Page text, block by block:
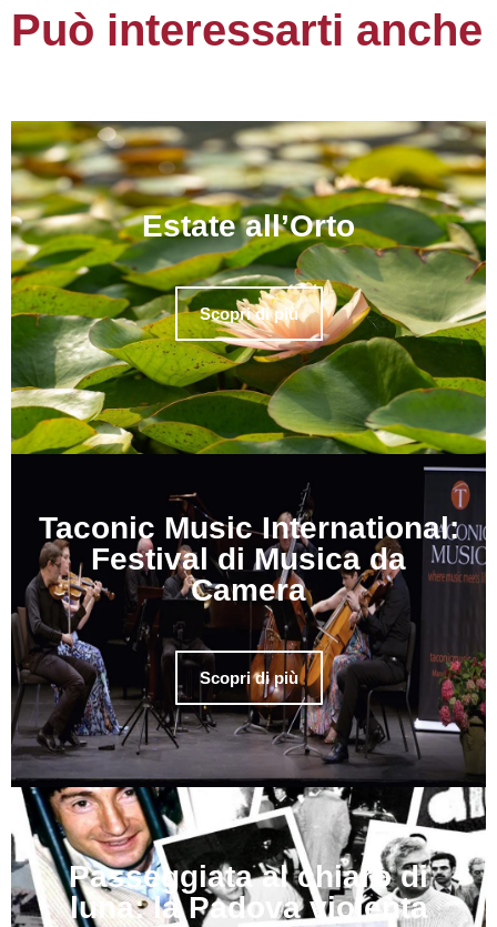
Può interessarti anche
Estate all’Orto
Scopri di più
Taconic Music International:
Festival di Musica da
Camera
Scopri di più
Passeggiata al chiaro di
luna: la Padova violenta